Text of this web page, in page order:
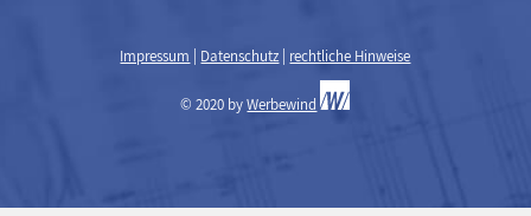
Impressum Datenschutz rechtliche Hinweise
© 2020 byWerbewind